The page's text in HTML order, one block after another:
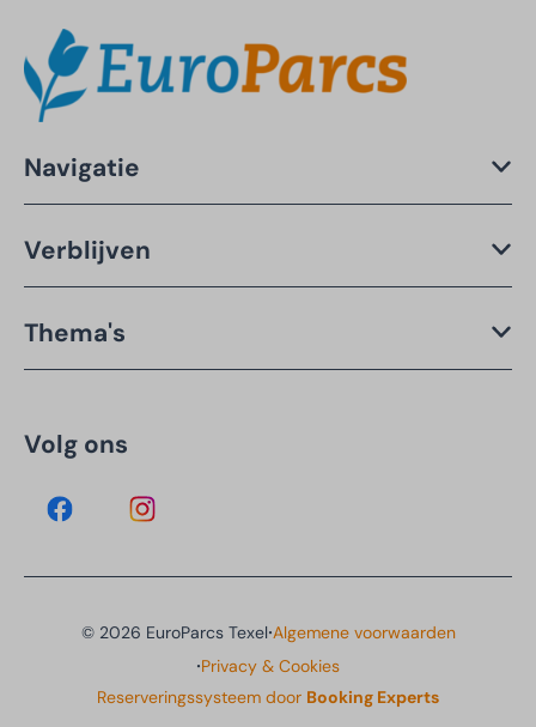
Navigatie
Verblijven
Thema's
Volg ons
© 2026 EuroParcs Texel·Algemene voorwaarden
·Privacy & Cookies
Reserveringssysteem door Booking Experts